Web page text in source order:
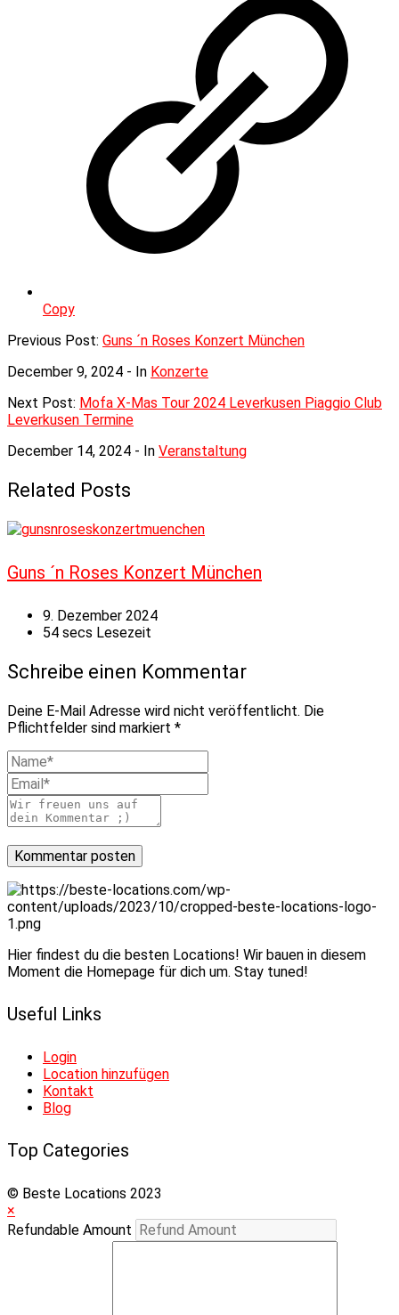
Copy
Previous Post: Guns ´n Roses Konzert München
December 9, 2024 - In Konzerte
Next Post: Mofa X-Mas Tour 2024 Leverkusen Piaggio Club
Leverkusen Termine
December 14, 2024 - In Veranstaltung
Related Posts
Guns ´n Roses Konzert München
9. Dezember 2024
54 secs Lesezeit
Schreibe einen Kommentar
Deine E-Mail Adresse wird nicht veröffentlicht. Die
Pflichtfelder sind markiert *
Hier findest du die besten Locations! Wir bauen in diesem
Moment die Homepage für dich um. Stay tuned!
Useful Links
Login
Location hinzufügen
Kontakt
Blog
Top Categories
© Beste Locations 2023
×
Refundable Amount